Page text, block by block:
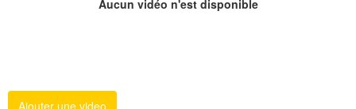
Aucun vidéo n'est disponible